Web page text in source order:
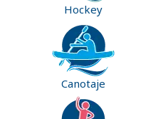
Hockey
Canotaje